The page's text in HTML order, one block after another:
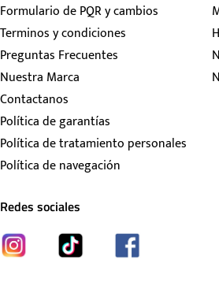
Formulario de PQR y cambios
Terminos y condiciones
Preguntas Frecuentes
Nuestra Marca
Contactanos
Política de garantías
Política de tratamiento personales
Política de navegación
Redes sociales